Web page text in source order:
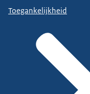
Toegankelijkheid